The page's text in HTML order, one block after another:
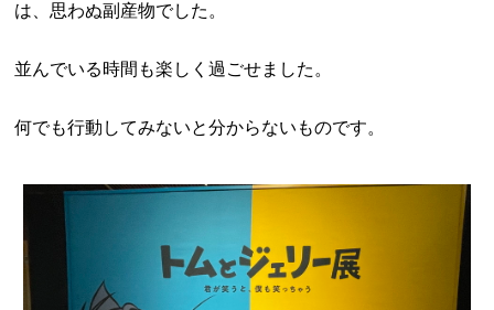
は、思わぬ副産物でした。
並んでいる時間も楽しく過ごせました。
何でも行動してみないと分からないものです。